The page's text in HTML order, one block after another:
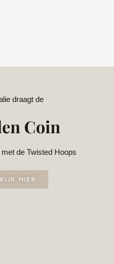
draagt de
Coin
de Twisted Hoops
HIER